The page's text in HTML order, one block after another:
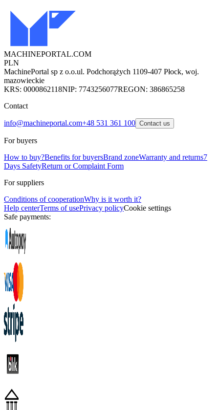
MACHINEPORTAL.COM
PLN
MachinePortal sp z o.o.ul. Podchorążych 1109-407 Płock, woj.
mazowieckie
KRS: 0000862118NIP: 7743256077REGON: 386865258
Contact
info@machineportal.com+48 531 361 100 Contact us
For buyers
How to buy?Benefits for buyersBrand zoneWarranty and returns7
Days SafetyReturn or Complaint Form
For suppliers
Conditions of cooperationWhy is it worth it?
Help centerTerms of usePrivacy policyCookie settings
Safe payments: